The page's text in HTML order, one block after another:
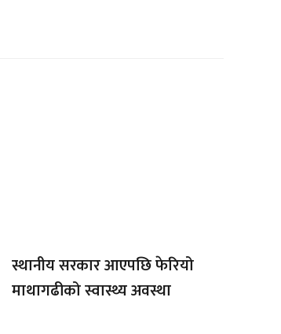
स्थानीय सरकार आएपछि फेरियो
माथागढीको स्वास्थ्य अवस्था